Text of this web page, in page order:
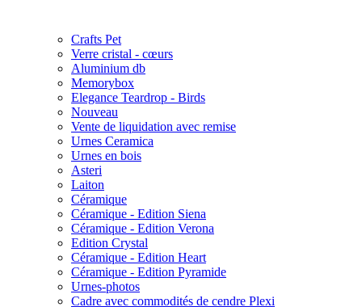
Crafts Pet
Verre cristal - cœurs
Aluminium db
Memorybox
Elegance Teardrop - Birds
Nouveau
Vente de liquidation avec remise
Urnes Ceramica
Urnes en bois
Asteri
Laiton
Céramique
Céramique - Edition Siena
Céramique - Edition Verona
Edition Crystal
Céramique - Edition Heart
Céramique - Edition Pyramide
Urnes-photos
Cadre avec commodités de cendre Plexi